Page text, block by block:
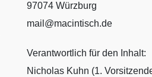
97074 Würzburg
mail@macintisch.de
Verantwortlich für den Inhalt:
Nicholas Kuhn (1.